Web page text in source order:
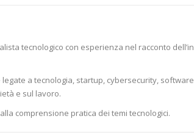
tecnologico con esperienza nel racconto
a tecnologia, startup, cybersecurity,
e sul lavoro.
comprensione pratica dei temi tecnologici.